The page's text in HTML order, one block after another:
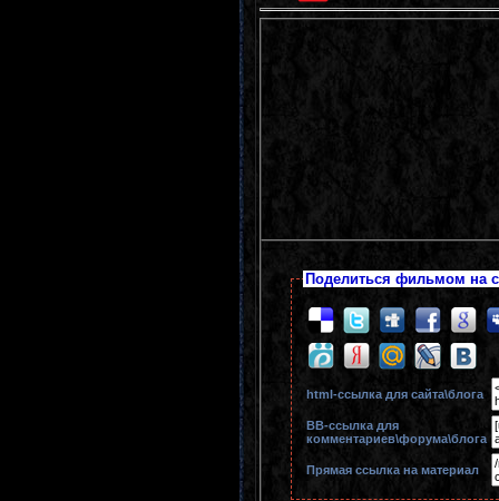
Поделиться фильмом на
html-cсылка для сайта\блога
BB-cсылка для
комментариев\форума\блога
Прямая ссылка на материал